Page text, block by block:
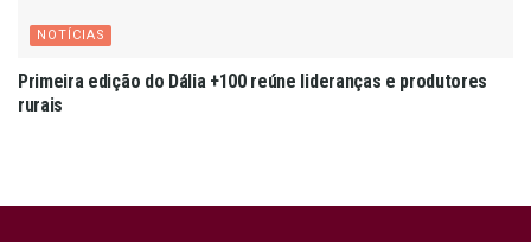
NOTÍCIAS
Primeira edição do Dália +100 reúne lideranças e produtores
rurais